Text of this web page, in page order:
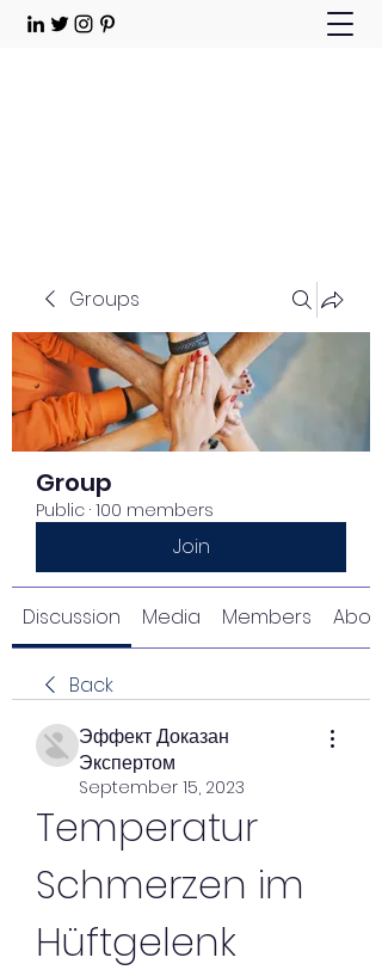
Groups
Group
Public · 100 members
Join
Discussion Media Members About
Back
Эффект Доказан
Экспертом
September 15, 2023
Temperatur
Schmerzen im
Hüftgelenk